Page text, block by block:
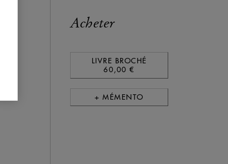
Acheter
LIVRE BROCHÉ
60,00 €
+ MÉMENTO